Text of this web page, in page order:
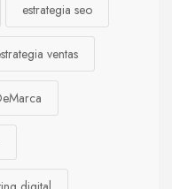
estrategia seo
ventas